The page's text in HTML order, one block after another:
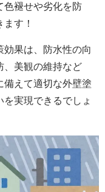
色褪せや劣化を防
す！
果は、防水性の向
、美観の維持など
備えて適切な外壁塗
実現できるでしょ